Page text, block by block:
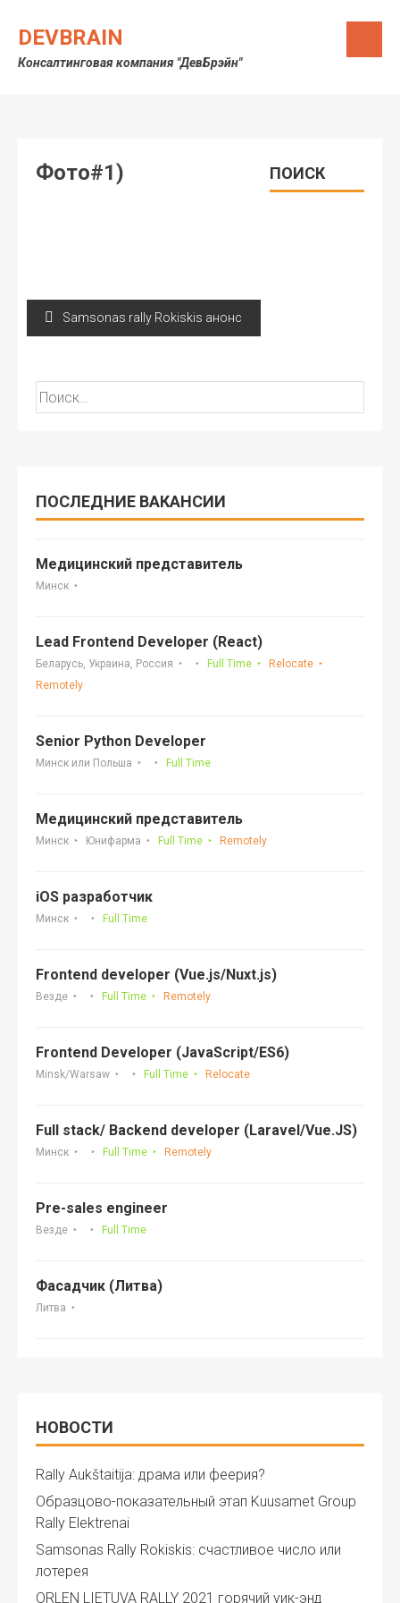
DEVBRAIN
Консалтинговая компания "ДевБрэйн"
Фото#1)
Навигация
Samsonas rally Rokiskis анонс
ПОИСК
Найти:
ПОСЛЕДНИЕ ВАКАНСИИ
Медицинский представитель
Минск
Lead Frontend Developer (React)
Беларусь, Украина, Россия Full Time
Relocate
Remotely
Senior Python Developer
Минск или Польша Full Time
Медицинский представитель
Минск Юнифарма Full Time Remotely
iOS разработчик
Минск Full Time
Frontend developer (Vue.js/Nuxt.js)
Везде Full Time Remotely
Frontend Developer (JavaScript/ES6)
Minsk/Warsaw Full Time Relocate
Full stack/ Backend developer (Laravel/Vue.JS)
Минск Full Time Remotely
Pre-sales engineer
Везде Full Time
Фасадчик (Литва)
Литва
НОВОСТИ
Rally Aukštaitija: драма или феерия?
Образцово-показательный этап Kuusamet Group
Rally Elektrenai
Samsonas Rally Rokiskis: счастливое число или
лотерея
ORLEN LIETUVA RALLY 2021 горячий уик-энд